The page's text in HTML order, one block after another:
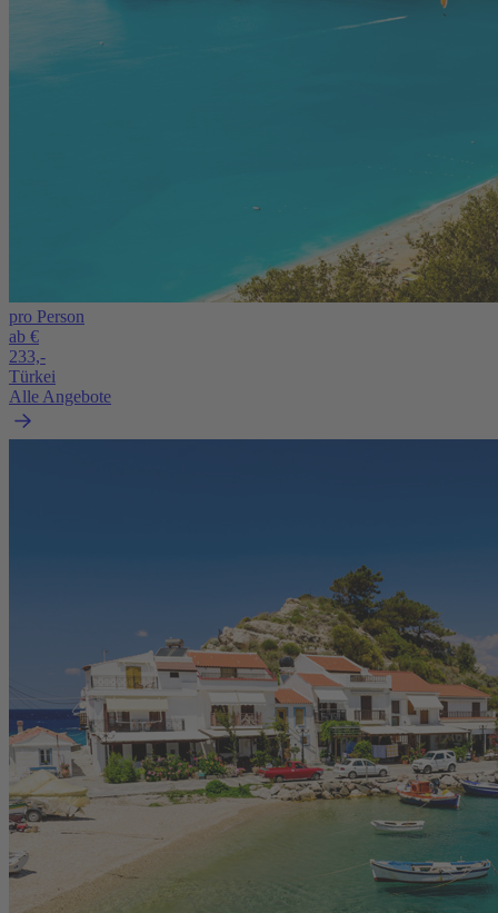
pro Person
ab €
233,-
Türkei
Alle Angebote